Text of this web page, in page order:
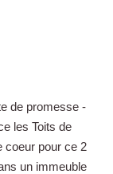
de promesse -
les Toits de
coeur pour ce 2
un immeuble